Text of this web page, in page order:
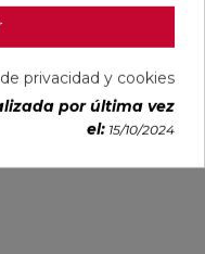
€
PVP
/m²
incl.)
VER MÁS
privacidad y cookies
por última vez
el: 15/10/2024